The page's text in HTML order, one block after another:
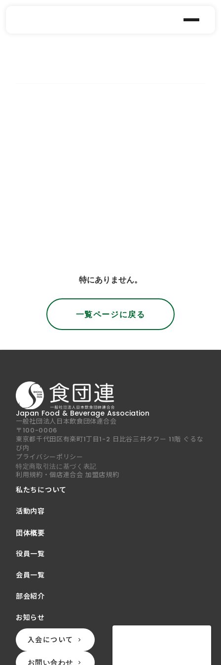
特にありません。
一覧ページに戻る
Japan Food & Beverage Association
一般社団法人日本飲食団体連合会
〒100-0006
東京都千代田区有楽町1丁目1-2 日比谷三井タワー 11階 ぐるな
び内
プライバシーポリシー
特定商取引法に基づく表記
利用規約・個店連合会 加盟店規約
私たちについて
活動内容
団体概要
役員一覧
会員一覧
部会紹介
お知らせ
入会について keyboard_arrow_right
お問い合わせ keyboard_arrow_right